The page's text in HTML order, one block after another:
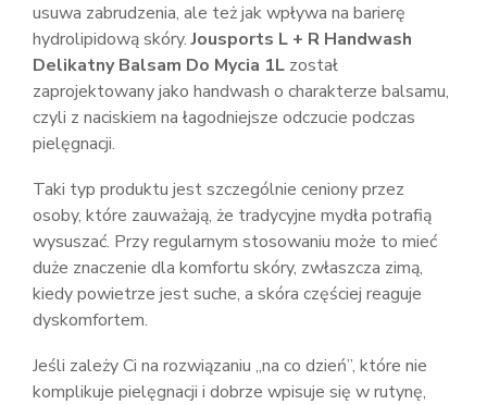
usuwa zabrudzenia, ale też jak wpływa na barierę
hydrolipidową skóry.Jousports L + R Handwash
Delikatny Balsam Do Mycia 1L został
zaprojektowany jako handwash o charakterze balsamu,
czyli z naciskiem na łagodniejsze odczucie podczas
pielęgnacji.
Taki typ produktu jest szczególnie ceniony przez
osoby, które zauważają, że tradycyjne mydła potrafią
wysuszać. Przy regularnym stosowaniu może to mieć
duże znaczenie dla komfortu skóry, zwłaszcza zimą,
kiedy powietrze jest suche, a skóra częściej reaguje
dyskomfortem.
Jeśli zależy Ci na rozwiązaniu „na co dzień”, które nie
komplikuje pielęgnacji i dobrze wpisuje się w rutynę,